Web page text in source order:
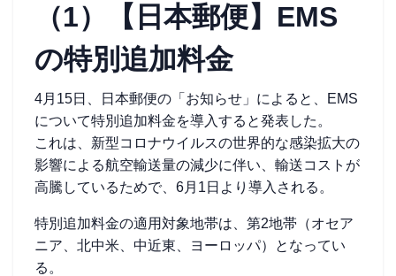
（1）【日本郵便】EMS
の特別追加料金
4月15日、日本郵便の「お知らせ」によると、EMS
について特別追加料金を導入すると発表した。
これは、新型コロナウイルスの世界的な感染拡大の
影響による航空輸送量の減少に伴い、輸送コストが
高騰しているためで、6月1日より導入される。
特別追加料金の適用対象地帯は、第2地帯（オセア
ニア、北中米、中近東、ヨーロッパ）となってい
る。